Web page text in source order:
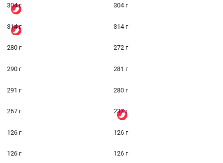
304 г 304 г
314 г 314 г
280 г 272 г
290 г 281 г
291 г 280 г
267 г 237 г
126 г 126 г
126 г 126 г